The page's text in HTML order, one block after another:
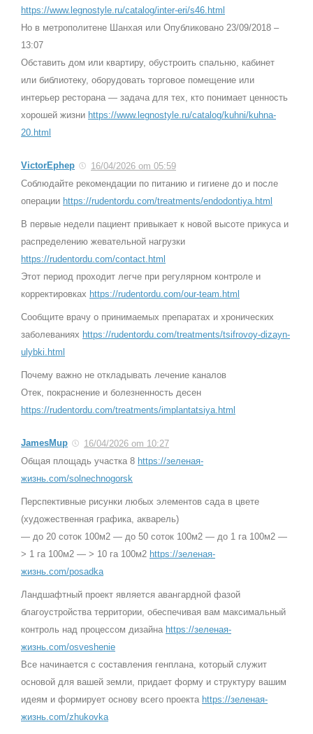
https://www.legnostyle.ru/catalog/inter-eri/s46.html
Но в метрополитене Шанхая или Опубликовано 23/09/2018 –
13:07
Обставить дом или квартиру, обустроить спальню, кабинет
или библиотеку, оборудовать торговое помещение или
интерьер ресторана — задача для тех, кто понимает ценность
хорошей жизни https://www.legnostyle.ru/catalog/kuhni/kuhna-
20.html
VictorEphep
16/04/2026 om 05:59
Соблюдайте рекомендации по питанию и гигиене до и после
операции https://rudentordu.com/treatments/endodontiya.html
В первые недели пациент привыкает к новой высоте прикуса и
распределению жевательной нагрузки
https://rudentordu.com/contact.html
Этот период проходит легче при регулярном контроле и
корректировках https://rudentordu.com/our-team.html
Сообщите врачу о принимаемых препаратах и хронических
заболеваниях https://rudentordu.com/treatments/tsifrovoy-dizayn-
ulybki.html
Почему важно не откладывать лечение каналов
Отек, покраснение и болезненность десен
https://rudentordu.com/treatments/implantatsiya.html
JamesMup
16/04/2026 om 10:27
Общая площадь участка 8 https://зеленая-
жизнь.com/solnechnogorsk
Перспективные рисунки любых элементов сада в цвете
(художественная графика, акварель)
— до 20 соток 100м2 — до 50 соток 100м2 — до 1 га 100м2 —
> 1 га 100м2 — > 10 га 100м2 https://зеленая-
жизнь.com/posadka
Ландшафтный проект является авангардной фазой
благоустройства территории, обеспечивая вам максимальный
контроль над процессом дизайна https://зеленая-
жизнь.com/osveshenie
Все начинается с составления генплана, который служит
основой для вашей земли, придает форму и структуру вашим
идеям и формирует основу всего проекта https://зеленая-
жизнь.com/zhukovka